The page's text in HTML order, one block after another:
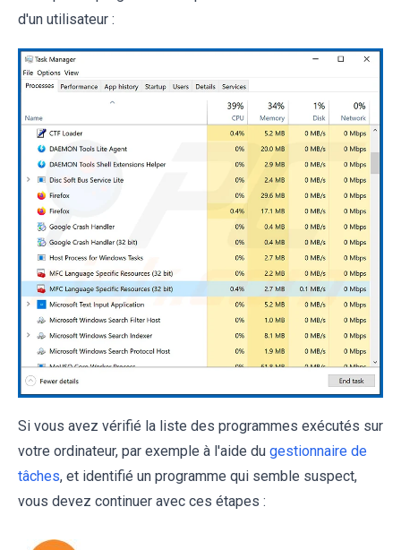
d'un utilisateur :
Si vous avez vérifié la liste des programmes exécutés sur
votre ordinateur, par exemple à l'aide du gestionnaire de
tâches, et identifié un programme qui semble suspect,
vous devez continuer avec ces étapes :